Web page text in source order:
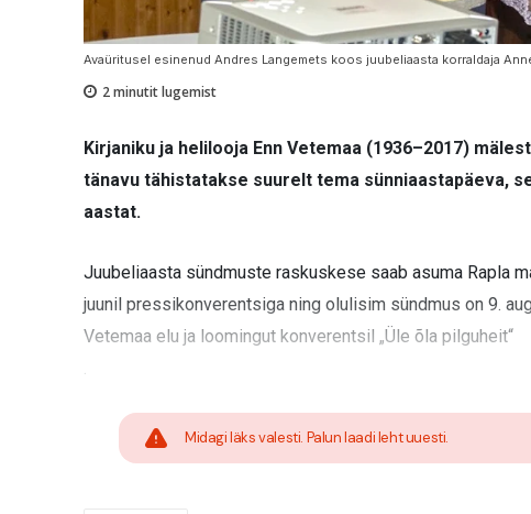
Avaüritusel esinenud Andres Langemets koos juubeliaasta korraldaja
2minutit lugemist
Kirjaniku ja helilooja Enn Vetemaa (1936–2017)
tänavu tähistatakse suurelt tema sünniaastapäeva,
aastat.
Juubeliaasta sündmuste raskuskese saab asuma Rapla
juunil pressikonverentsiga ning olulisim sündmus on 9.
Vetemaa elu ja loomingut konverentsil „Üle õla pilguheit“
Midagi läks valesti. Palun laadi leht uuesti.